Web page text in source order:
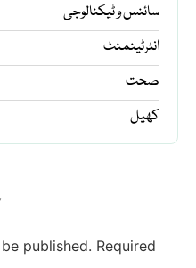
سائنس و ٹیکنالوجی
انٹرٹینمنٹ
صحت
کھیل
published. Required